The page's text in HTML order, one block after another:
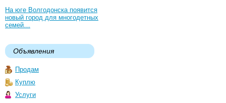
На юге Волгодонска появится
новый город для многодетных
семей…
Объявления
Продам
Куплю
Услуги